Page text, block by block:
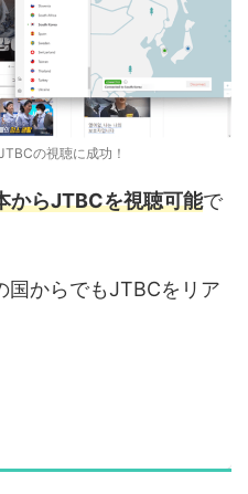
の視聴に成功！
からJTBCを視聴可能で
国からでもJTBCをリア